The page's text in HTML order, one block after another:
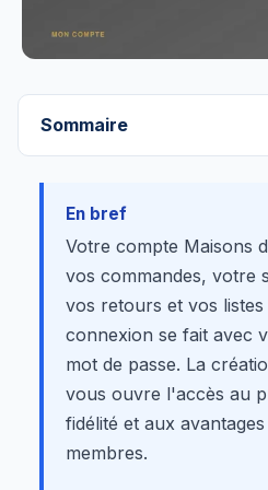
Sommaire
En bref
Votre compte Maisons
vos commandes, votre
vos retours et vos listes
connexion se fait avec
mot de passe. La
vous ouvre l'accès au
fidélité et aux
membres.